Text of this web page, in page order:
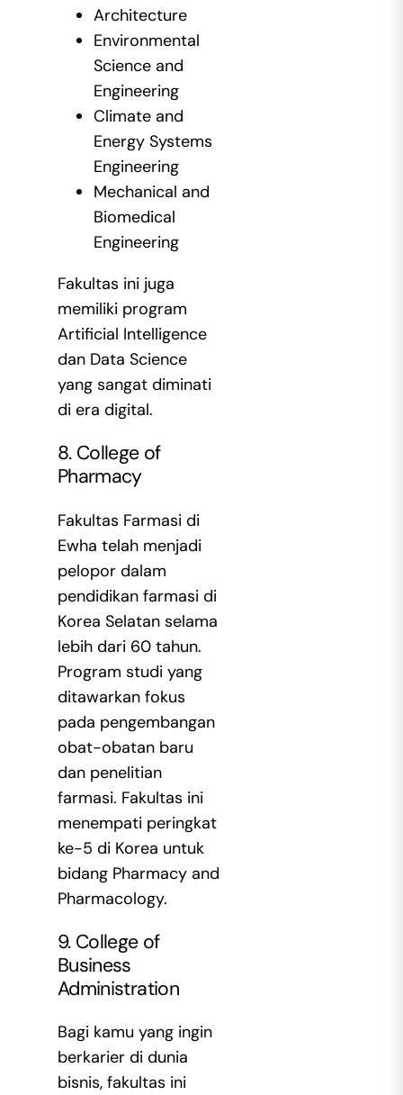
Architecture
Environmental
Science and
Engineering
Climate and
Energy Systems
Engineering
Mechanical and
Biomedical
Engineering
Fakultas ini juga
memiliki program
Artificial Intelligence
dan Data Science
yang sangat diminati
di era digital.
8. College of
Pharmacy
Fakultas Farmasi di
Ewha telah menjadi
pelopor dalam
pendidikan farmasi di
Korea Selatan selama
lebih dari 60 tahun.
Program studi yang
ditawarkan fokus
pada pengembangan
obat-obatan baru
dan penelitian
farmasi. Fakultas ini
menempati peringkat
ke-5 di Korea untuk
bidang Pharmacy and
Pharmacology.
9. College of
Business
Administration
Bagi kamu yang ingin
berkarier di dunia
bisnis, fakultas ini